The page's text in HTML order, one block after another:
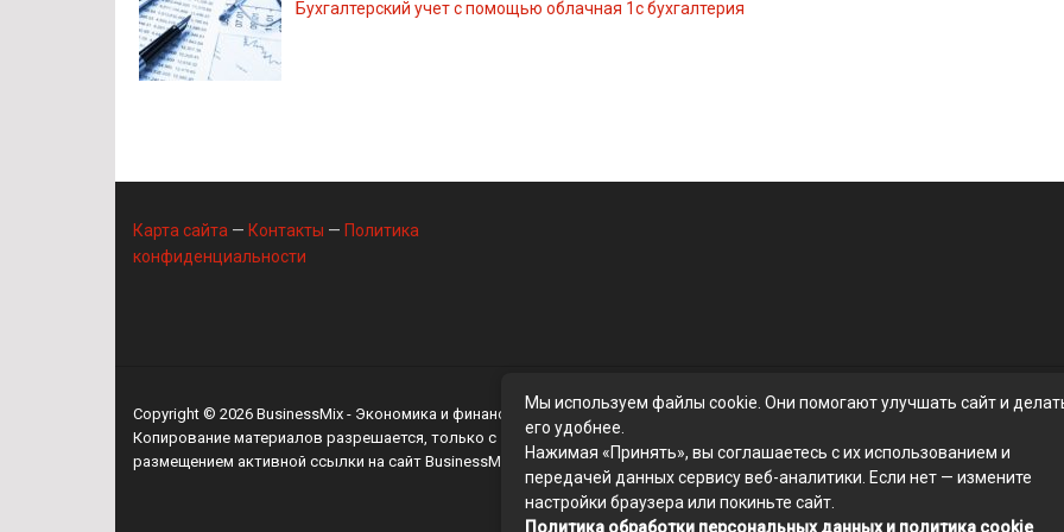
Бухгалтерский учет с помощью облачная 1с бухгалтерия
Карта сайта — Контакты — Политика
конфиденциальности
Copyright © 2026 BusinessMix - Экономика и финансы
Копирование материалов разрешается, только с
размещением активной ссылки на сайт BusinessMix
Мы используем файлы cookie. Они помогают улучшать сайт и
его удобнее.
Нажимая «Принять», вы соглашаетесь с их использованием и
передачей данных сервису веб-аналитики. Если нет — измените
настройки браузера или покиньте сайт.
Политика обработки персональных данных и политика cookie